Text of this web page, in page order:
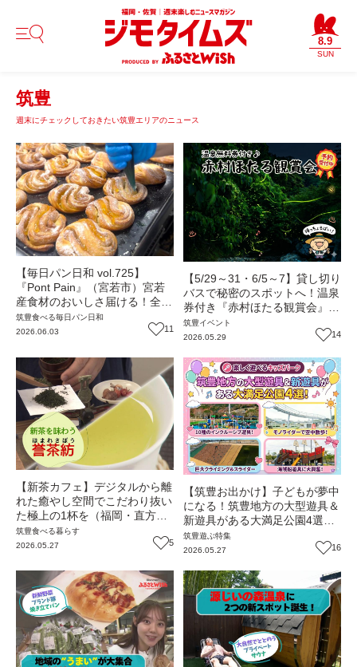
8.9
SUN
筑豊
週末にチェックしておきたい筑豊エリアのニュース
【毎日パン日和 vol.725】
『Pont Pain』（宮若市）宮若
産食材のおいしさ届ける！全国
最優秀賞「レモンロール」も注
目【福岡パン】
筑豊食べる毎日パン日和
2026.06.03
11
【5/29～31・6/5～7】貸し切り
バスで秘密のスポットへ！温泉
券付き『赤村ほたる観賞会』
（福岡・赤村）【イベント】
筑豊イベント
2026.05.29
14
【新茶カフェ】デジタルから離
れた癒やし空間でこだわり抜い
た極上の1杯を（福岡・直方
市）【トレンド】
筑豊食べる暮らす
2026.05.27
5
【筑豊お出かけ】子どもが夢中
になる！筑豊地方の大型遊具＆
新遊具がある大満足公園4選！
｜飯塚・大任・鞍手・添田
筑豊遊ぶ特集
2026.05.27
16